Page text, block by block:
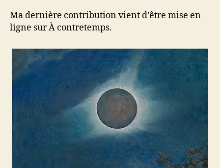
ji
Ma dernière contribution vient d’être mise en
ligne sur À contretemps.